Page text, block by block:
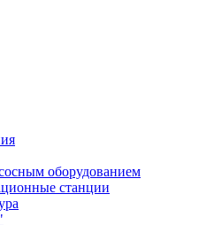
оборудованием
станции